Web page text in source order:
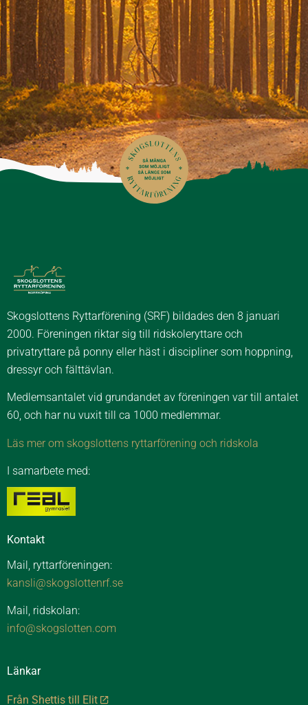
Skogslottens Ryttarförening (SRF) bildades den 8 januari
2000. Föreningen riktar sig till ridskoleryttare och
privatryttare på ponny eller häst i discipliner som hoppning,
dressyr och fälttävlan.
Medlemsantalet vid grundandet av föreningen var till antalet
60, och har nu vuxit till ca 1000 medlemmar.
Läs mer om skogslottens ryttarförening och ridskola
I samarbete med:
Kontakt
Mail, ryttarföreningen:
kansli@skogslottenrf.se
Mail, ridskolan:
info@skogslotten.com
Länkar
Från Shettis till Elit